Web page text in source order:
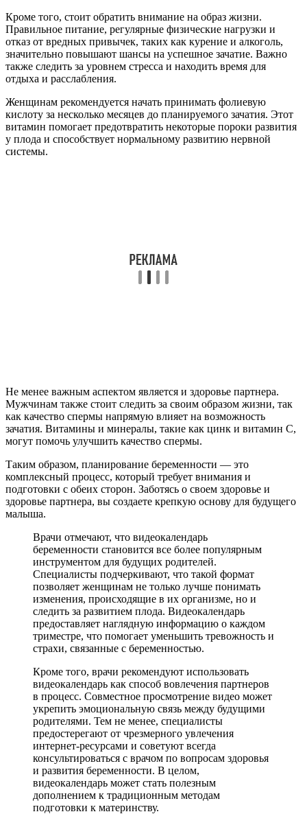
Кроме того, стоит обратить внимание на образ жизни.
Правильное питание, регулярные физические нагрузки и
отказ от вредных привычек, таких как курение и алкоголь,
значительно повышают шансы на успешное зачатие. Важно
также следить за уровнем стресса и находить время для
отдыха и расслабления.
Женщинам рекомендуется начать принимать фолиевую
кислоту за несколько месяцев до планируемого зачатия. Этот
витамин помогает предотвратить некоторые пороки развития
у плода и способствует нормальному развитию нервной
системы.
Не менее важным аспектом является и здоровье партнера.
Мужчинам также стоит следить за своим образом жизни, так
как качество спермы напрямую влияет на возможность
зачатия. Витамины и минералы, такие как цинк и витамин С,
могут помочь улучшить качество спермы.
Таким образом, планирование беременности — это
комплексный процесс, который требует внимания и
подготовки с обеих сторон. Заботясь о своем здоровье и
здоровье партнера, вы создаете крепкую основу для будущего
малыша.
Врачи отмечают, что видеокалендарь
беременности становится все более популярным
инструментом для будущих родителей.
Специалисты подчеркивают, что такой формат
позволяет женщинам не только лучше понимать
изменения, происходящие в их организме, но и
следить за развитием плода. Видеокалендарь
предоставляет наглядную информацию о каждом
триместре, что помогает уменьшить тревожность и
страхи, связанные с беременностью.
Кроме того, врачи рекомендуют использовать
видеокалендарь как способ вовлечения партнеров
в процесс. Совместное просмотрение видео может
укрепить эмоциональную связь между будущими
родителями. Тем не менее, специалисты
предостерегают от чрезмерного увлечения
интернет-ресурсами и советуют всегда
консультироваться с врачом по вопросам здоровья
и развития беременности. В целом,
видеокалендарь может стать полезным
дополнением к традиционным методам
подготовки к материнству.